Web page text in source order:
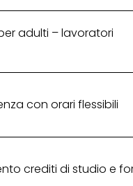
adulti – lavoratori
con orari flessibili
crediti di studio e